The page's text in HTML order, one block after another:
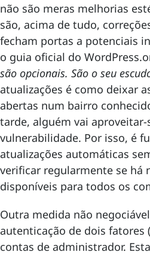
não são meras melhorias
são, acima de tudo,
fecham portas a potenciais
o guia oficial do
são opcionais. São o seu
atualizações é como deixar
abertas num bairro
tarde, alguém vai aproveitar-
vulnerabilidade. Por isso, é
atualizações automáticas
verificar regularmente se há
disponíveis para todos os
Outra medida não
autenticação de dois fatores
contas de administrador.